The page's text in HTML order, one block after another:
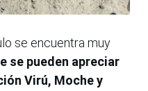
se encuentra muy
se pueden apreciar
Virú, Moche y